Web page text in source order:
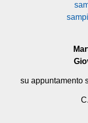
su appuntamento